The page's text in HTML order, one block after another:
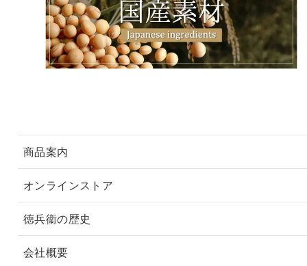
商品案内
オンラインストア
徳兵衞の歴史
会社概要